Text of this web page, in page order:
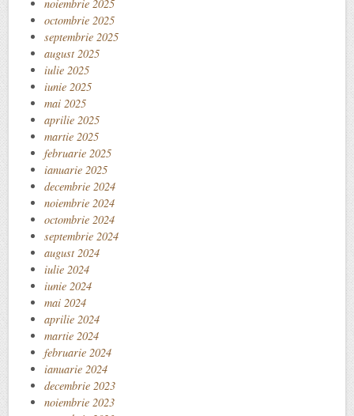
noiembrie 2025
octombrie 2025
septembrie 2025
august 2025
iulie 2025
iunie 2025
mai 2025
aprilie 2025
martie 2025
februarie 2025
ianuarie 2025
decembrie 2024
noiembrie 2024
octombrie 2024
septembrie 2024
august 2024
iulie 2024
iunie 2024
mai 2024
aprilie 2024
martie 2024
februarie 2024
ianuarie 2024
decembrie 2023
noiembrie 2023